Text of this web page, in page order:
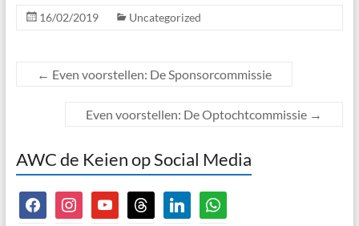
16/02/2019 Uncategorized
← Even voorstellen: De Sponsorcommissie
Even voorstellen: De Optochtcommissie →
AWC de Keien op Social Media
facebookinstagramyoutubethreads linkedinwhatsapp